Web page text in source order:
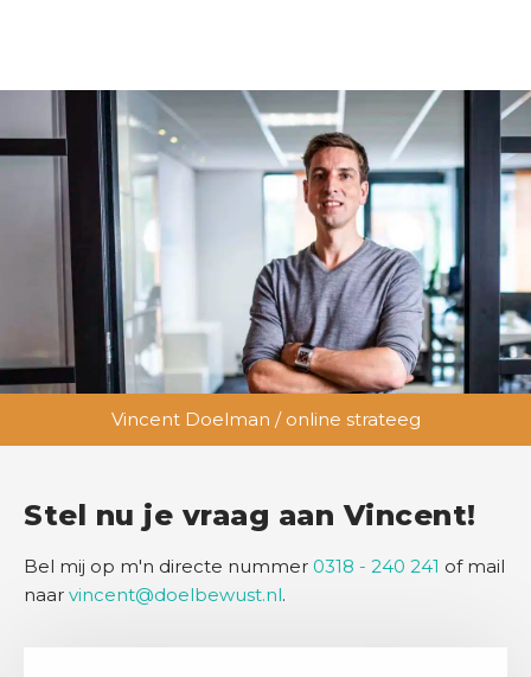
Vincent Doelman / online strateeg
Stel nu je vraag aan Vincent!
Bel mij op m'n directe nummer 0318 - 240 241 of mail
naar vincent@doelbewust.nl.